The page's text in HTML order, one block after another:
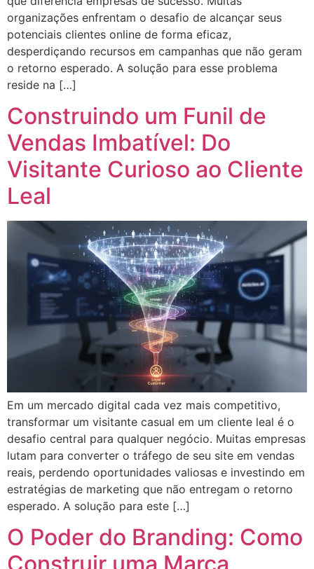
organizações enfrentam o desafio de alcançar seus
potenciais clientes online de forma eficaz,
desperdiçando recursos em campanhas que não geram
o retorno esperado. A solução para esse problema
reside na […]
Construindo um Funil de
Vendas Imbatível: Do
Visitante Curioso ao Cliente
Leal
Em um mercado digital cada vez mais competitivo,
transformar um visitante casual em um cliente leal é o
desafio central para qualquer negócio. Muitas empresas
lutam para converter o tráfego de seu site em vendas
reais, perdendo oportunidades valiosas e investindo em
estratégias de marketing que não entregam o retorno
esperado. A solução para este […]
O Poder do Branding: Como